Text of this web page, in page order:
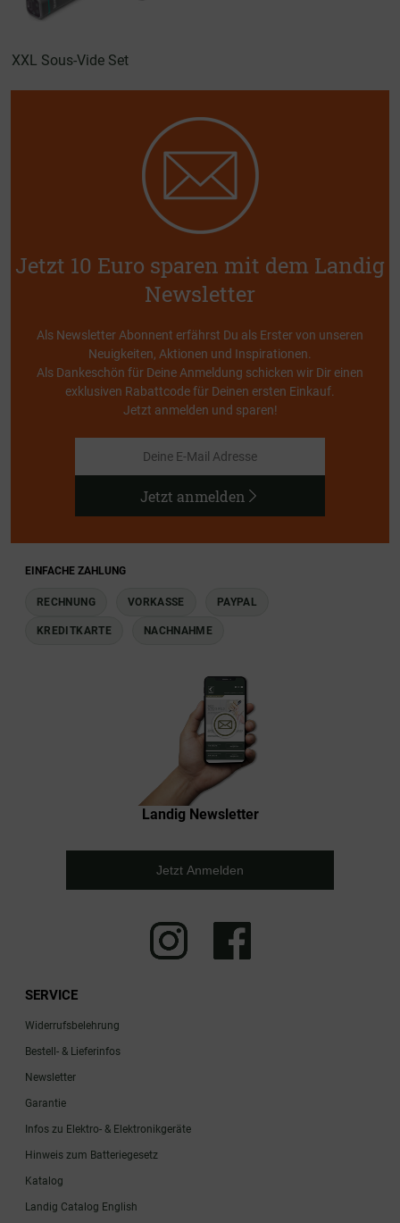
XXL Sous-Vide Set
Jetzt 10 Euro sparen mit dem Landig
Newsletter
Als Newsletter Abonnent erfährst Du als Erster von unseren
Neuigkeiten, Aktionen und Inspirationen.
Als Dankeschön für Deine Anmeldung schicken wir Dir einen
exklusiven Rabattcode für Deinen ersten Einkauf.
Jetzt anmelden und sparen!
Jetzt anmelden
EINFACHE ZAHLUNG
RECHNUNG VORKASSE PAYPAL
KREDITKARTE NACHNAHME
Landig Newsletter
Jetzt Anmelden
SERVICE
Widerrufsbelehrung
Bestell- & Lieferinfos
Newsletter
Garantie
Infos zu Elektro- & Elektronikgeräte
Hinweis zum Batteriegesetz
Katalog
Landig Catalog English